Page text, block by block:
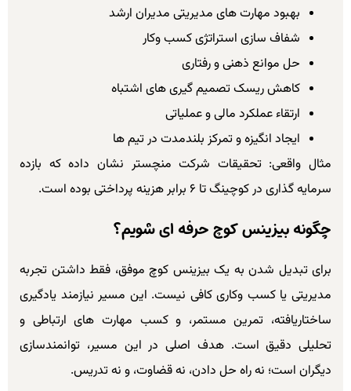
بهبود مهارت های مدیریتی مدیران ارشد
شفاف سازی استراتژی کسب وکار
حل موانع ذهنی و رفتاری
کاهش ریسک تصمیم گیری های اشتباه
ارتقاء عملکرد مالی و عملیاتی
ایجاد انگیزه و تمرکز بلندمدت در تیم ها
مثال واقعی: تحقیقات شرکت منچستر نشان داده که بازده
سرمایه گذاری در کوچینگ تا ۶ برابر هزینه پرداختی بوده است.
چگونه بیزینس کوچ حرفه ای شویم؟
برای تبدیل شدن به یک بیزینس کوچ موفق، فقط داشتن تجربه
مدیریتی یا کسب وکاری کافی نیست. این مسیر نیازمند یادگیری
ساختاریافته، تمرین مستمر، و کسب مهارت های ارتباطی و
تحلیلی دقیق است. هدف اصلی در این مسیر، توانمندسازی
دیگران است؛ نه راه حل دادن، نه قضاوت، و نه تدریس.